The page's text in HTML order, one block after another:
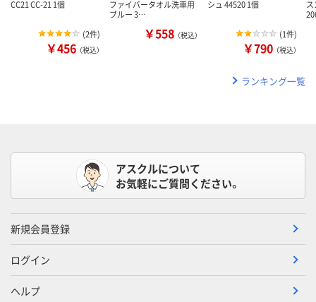
CC21 CC-21 1個
(2件)
￥456 （税込）
ファイバータオル洗車用
ブルー 3…
￥558 （税込）
シュ 44520 1個
(1件)
￥790 （税込）
ランキング一覧
アスクルについて
お気軽にご質問ください。
新規会員登録
ログイン
ヘルプ